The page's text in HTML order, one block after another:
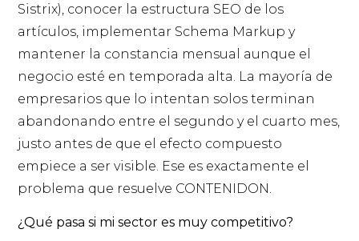
Sistrix), conocer la estructura SEO de los
artículos, implementar Schema Markup y
mantener la constancia mensual aunque el
negocio esté en temporada alta. La mayoría de
empresarios que lo intentan solos terminan
abandonando entre el segundo y el cuarto mes,
justo antes de que el efecto compuesto
empiece a ser visible. Ese es exactamente el
problema que resuelve CONTENIDON.
¿Qué pasa si mi sector es muy competitivo?